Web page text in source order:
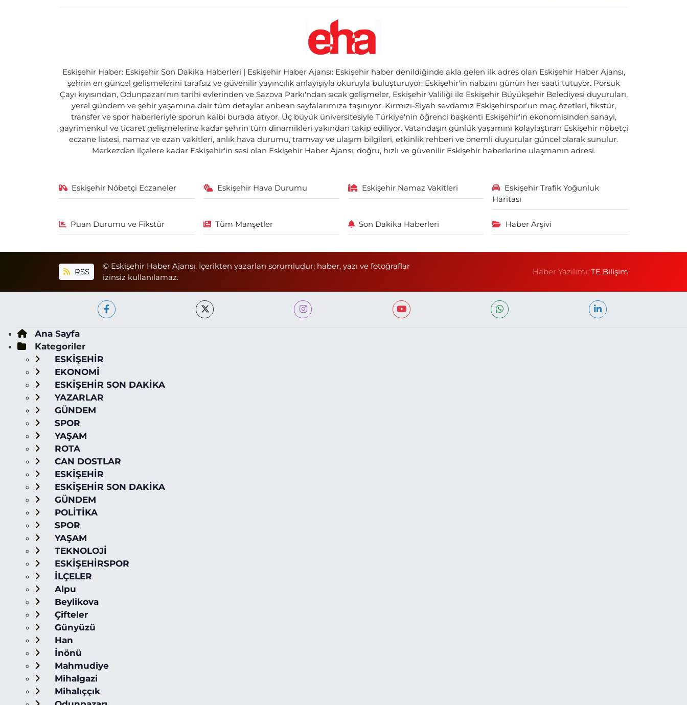
Eskişehir Haber: Eskişehir Son Dakika Haberleri | Eskişehir Haber Ajansı: Eskişehir haber denildiğinde akla gelen ilk adres olan Eskişehir Haber Ajansı,
şehrin en güncel gelişmelerini tarafsız ve güvenilir yayıncılık anlayışıyla okuruyla buluşturuyor; Eskişehir'in nabzını günün her saati tutuyor. Porsuk
Çayı kıyısından, Odunpazarı'nın tarihi evlerinden ve Sazova Parkı'ndan sıcak gelişmeler, Eskişehir Valiliği ile Eskişehir Büyükşehir Belediyesi duyuruları,
yerel gündem ve şehir yaşamına dair tüm detaylar anbean sayfalarımıza taşınıyor. Kırmızı-Siyah sevdamız Eskişehirspor'un maç özetleri, fikstür,
transfer ve spor haberleriyle sporun kalbi burada atıyor. Üç büyük üniversitesiyle Türkiye'nin öğrenci başkenti Eskişehir'in ekonomisinden sanayi,
gayrimenkul ve ticaret gelişmelerine kadar şehrin tüm dinamikleri yakından takip ediliyor. Vatandaşın günlük yaşamını kolaylaştıran Eskişehir nöbetçi
eczane listesi, namaz ve ezan vakitleri, anlık hava durumu, tramvay ve ulaşım bilgileri, etkinlik rehberi ve önemli duyurular güncel olarak sunulur.
Merkezden ilçelere kadar Eskişehir'in sesi olan Eskişehir Haber Ajansı; doğru, hızlı ve güvenilir Eskişehir haberlerine ulaşmanın adresi.
Eskişehir Nöbetçi Eczaneler Eskişehir Hava Durumu Eskişehir Namaz Vakitleri
Eskişehir Trafik Yoğunluk
Haritası
Puan Durumu ve Fikstür Tüm Manşetler Son Dakika Haberleri Haber Arşivi
RSS
© Eskişehir Haber Ajansı. İçerikten yazarları sorumludur; haber, yazı ve fotoğraflar
izinsiz kullanılamaz.
Haber Yazılımı:TE Bilişim
Ana Sayfa
Kategoriler
ESKİŞEHİR
EKONOMİ
ESKİŞEHİR SON DAKİKA
YAZARLAR
GÜNDEM
SPOR
YAŞAM
ROTA
CAN DOSTLAR
ESKİŞEHİR
ESKİŞEHİR SON DAKİKA
GÜNDEM
POLİTİKA
SPOR
YAŞAM
TEKNOLOJİ
ESKİŞEHİRSPOR
İLÇELER
Alpu
Beylikova
Çifteler
Günyüzü
Han
İnönü
Mahmudiye
Mihalgazi
Mihalıççık